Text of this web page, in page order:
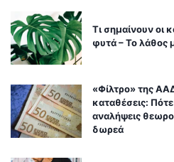
Τι σημαίνουν οι
φυτά – Το λάθος
«Φίλτρο» της
καταθέσεις: Πότε
αναλήψεις
δωρεά